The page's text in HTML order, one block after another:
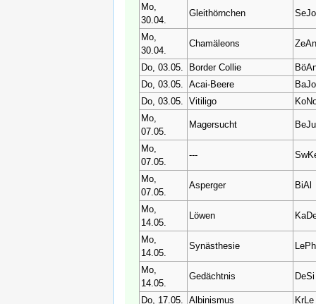
Mo,
30.04.
Gleithörnchen SeJo
Mo,
30.04.
Chamäleons
Do, 03.05. Border Collie
Do, 03.05.
Acai-Beere
BaJo
Do, 03.05.
Vitiligo
Mo,
07.05.
Magersucht BeJu
Mo,
07.05.
---
Mo,
07.05.
Asperger BiAl
Mo,
14.05.
Löwen
Mo,
14.05.
Synästhesie LePh
Mo,
14.05.
Gedächtnis DeSi
Do, 17.05. Albinismus
KrLe